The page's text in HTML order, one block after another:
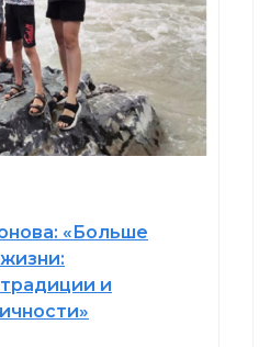
«Больше
и